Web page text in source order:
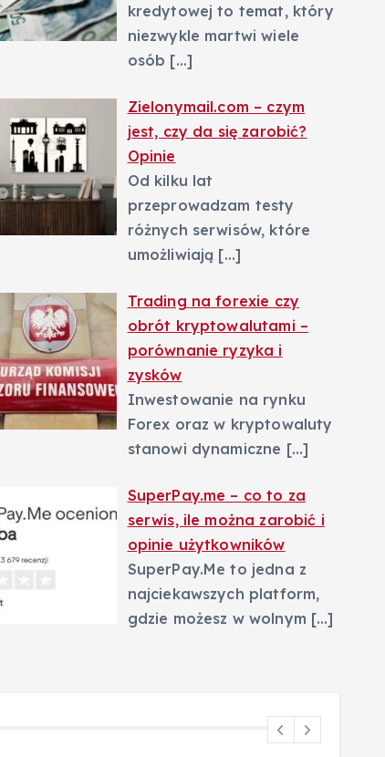
kredytowej to temat, który
niezwykle martwi wiele
osób […]
Zielonymail.com – czym
jest, czy da się zarobić?
Opinie
Od kilku lat
przeprowadzam testy
różnych serwisów, które
umożliwiają […]
Trading na forexie czy
obrót kryptowalutami –
porównanie ryzyka i
zysków
Inwestowanie na rynku
Forex oraz w kryptowaluty
stanowi dynamiczne […]
SuperPay.me – co to za
serwis, ile można zarobić i
opinie użytkowników
SuperPay.Me to jedna z
najciekawszych platform,
gdzie możesz w wolnym […]